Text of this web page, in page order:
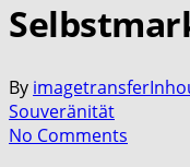
By imagetransfer
Souveränität
No Comments